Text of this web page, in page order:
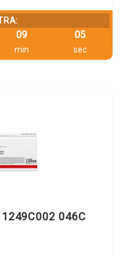
09
min
04
sec
046C